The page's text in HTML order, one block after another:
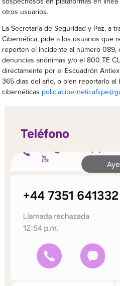
sospechosos en plataformas en
otros usuarios.
La Secretaría de Seguridad y Paz, a
Cibernética, pide a los usuarios que
reporten el incidente al número 089,
denuncias anónimas y/o el 800 TE
directamente por el Escuadrón
365 días del año, o bien reportarlo al
cibernéticas